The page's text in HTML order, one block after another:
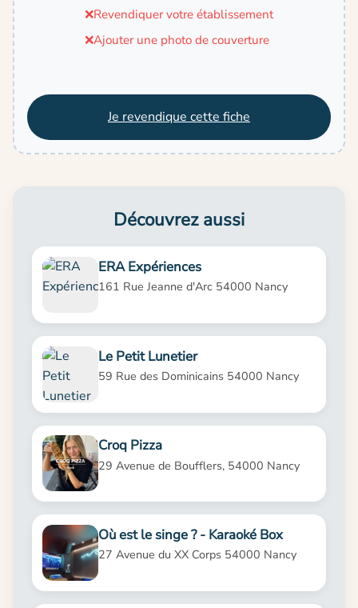
❌Revendiquer votre établissement
❌Ajouter une photo de couverture
Je revendique cette fiche
Découvrez aussi
ERA Expériences
161 Rue Jeanne d'Arc 54000 Nancy
Le Petit Lunetier
59 Rue des Dominicains 54000 Nancy
Croq Pizza
29 Avenue de Boufflers, 54000 Nancy
Où est le singe ? - Karaoké Box
27 Avenue du XX Corps 54000 Nancy